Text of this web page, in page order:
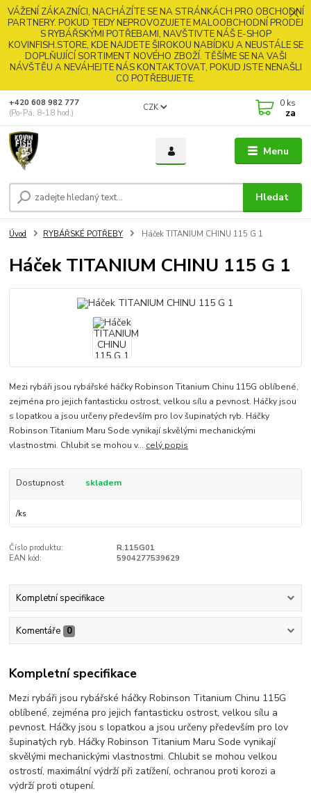
VÁŽENÍ ZÁKAZNÍCI, NACHÁZÍTE SE NA STRÁNKÁCH PRO OBCHODNÍ
PARTNERY. POKUD TEDY NEPROVOZUJETE MALOOBCHODNÍ PRODEJ
S RYBÁŘSKÝMI POTŘEBAMI, NAVŠTIVTE NÁŠ E-SHOP
KOVINFISH.STORE, KDE NAJDETE ŠIROKOU NABÍDKU A NEUSTÁLE SE
DOPLŇUJÍCÍ SORTIMENT NOVÉHO ZBOŽÍ. TĚŠÍME SE NA VAŠI
NÁVŠTĚU A NEVÁHEJTE NÁS KONTAKTOVAT, POKUD JSTE NENAŠLI
CO POTŘEBUJETE.
Menu
CZK
Hledat
+420 608 982 777
(Po-Pá, 8-18 hod.)
0 ks
za
Úvod RYBÁŘSKÉ POTŘEBY Háček TITANIUM CHINU 115 G 1
Háček TITANIUM CHINU 115 G 1
Mezi rybáři jsou rybářské háčky Robinson Titanium Chinu 115G oblíbené,
zejména pro jejich fantasticku ostrost, velkou sílu a pevnost. Háčky jsou
s lopatkou a jsou určeny především pro lov šupinatých ryb. Háčky
Robinson Titanium Maru Sode vynikají skvělými mechanickými
vlastnostmi. Chlubit se mohou v... celý popis
Dostupnost skladem
/ks
Číslo produktu:
R.115G01
EAN kód:
5904277539629
Kompletní specifikace
Komentáře 0
Kompletní specifikace
Mezi rybáři jsou rybářské háčky Robinson Titanium Chinu 115G
oblíbené, zejména pro jejich fantasticku ostrost, velkou sílu a
pevnost. Háčky jsou s lopatkou a jsou určeny především pro lov
šupinatých ryb. Háčky Robinson Titanium Maru Sode vynikají
skvělými mechanickými vlastnostmi. Chlubit se mohou velkou
ostrostí, maximální výdrží při zatížení, ochranou proti korozi a
výdrží proti otupení.